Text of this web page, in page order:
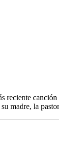
madre, la